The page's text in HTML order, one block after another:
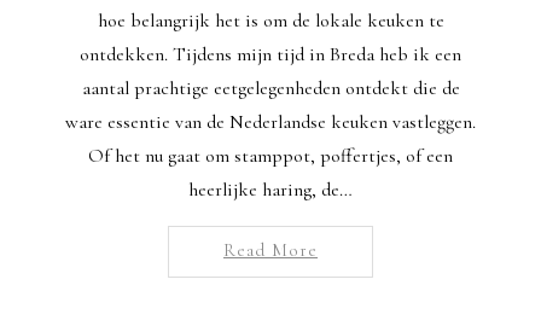
hoe belangrijk het is om de lokale keuken te
ontdekken. Tijdens mijn tijd in Breda heb ik een
aantal prachtige eetgelegenheden ontdekt die de
ware essentie van de Nederlandse keuken vastleggen.
Of het nu gaat om stamppot, poffertjes, of een
heerlijke haring, de…
Read More